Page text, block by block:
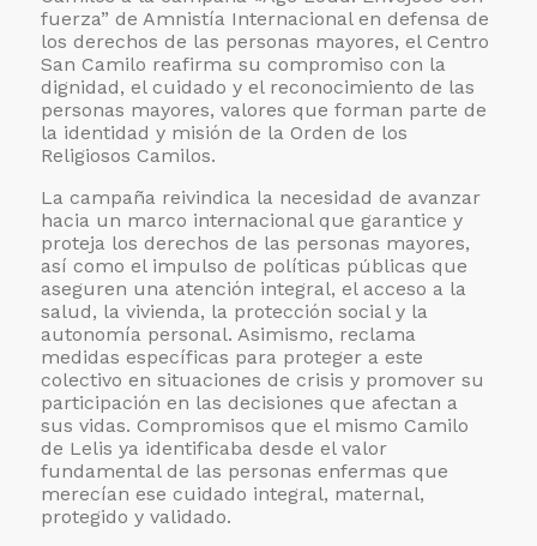
fuerza” de Amnistía Internacional en defensa de
los derechos de las personas mayores, el Centro
San Camilo reafirma su compromiso con la
dignidad, el cuidado y el reconocimiento de las
personas mayores, valores que forman parte de
la identidad y misión de la Orden de los
Religiosos Camilos.
La campaña reivindica la necesidad de avanzar
hacia un marco internacional que garantice y
proteja los derechos de las personas mayores,
así como el impulso de políticas públicas que
aseguren una atención integral, el acceso a la
salud, la vivienda, la protección social y la
autonomía personal. Asimismo, reclama
medidas específicas para proteger a este
colectivo en situaciones de crisis y promover su
participación en las decisiones que afectan a
sus vidas. Compromisos que el mismo Camilo
de Lelis ya identificaba desde el valor
fundamental de las personas enfermas que
merecían ese cuidado integral, maternal,
protegido y validado.